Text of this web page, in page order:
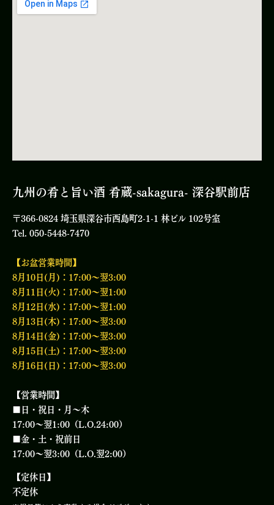
九州の肴と旨い酒 肴蔵-sakagura- 深谷駅前店
〒366-0824 埼玉県深谷市西島町2-1-1 林ビル 102号室
Tel. 050-5448-7470
【お盆営業時間】
8月10日(月)：17:00〜翌3:00
8月11日(火)：17:00〜翌1:00
8月12日(水)：17:00〜翌1:00
8月13日(木)：17:00〜翌3:00
8月14日(金)：17:00〜翌3:00
8月15日(土)：17:00〜翌3:00
8月16日(日)：17:00〜翌3:00
【営業時間】
■日・祝日・月～木
17:00～翌1:00（L.O.24:00）
■金・土・祝前日
17:00～翌3:00（L.O.翌2:00）
【定休日】
不定休